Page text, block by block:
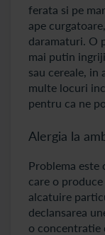
ferata si pe
ape
daramaturi. O
mai putin
sau cereale, in
multe locuri
pentru ca ne
Alergia la
Problema este
care o
alcatuire
declansarea
o concentratie